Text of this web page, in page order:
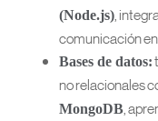
(Node.js) ,
comunicación
Bases de datos:
no relacionales
MongoDB ,